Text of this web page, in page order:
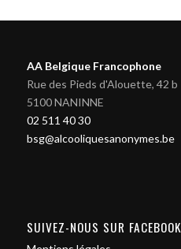
AA Belgique Francophone
Rue des Pieds d'Alouette, 42 b
5100 NANINNE
02 511 40 30
bsg@alcooliquesanonymes.be
SUIVEZ-NOUS SUR FACEBOOK